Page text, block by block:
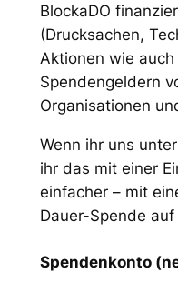
BlockaDO
(Drucksachen,
Aktionen wie
Spendengeldern
Organisationen
Wenn ihr uns
ihr das mit einer
einfacher – mit
Dauer-Spende
Spendenkonto